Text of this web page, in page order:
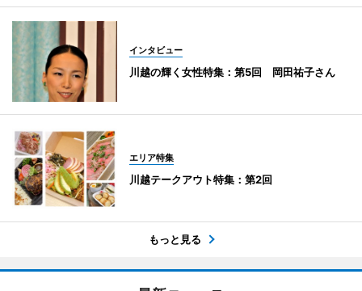
インタビュー
川越の輝く女性特集：第5回 岡田祐子さん
エリア特集
川越テークアウト特集：第2回
もっと見る